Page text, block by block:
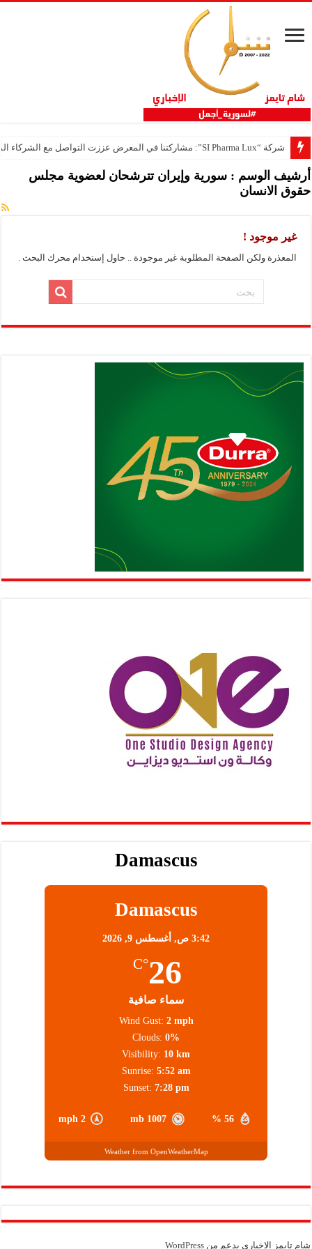
شركة “SI Pharma Lux”: مشاركتنا في المعرض عززت التواصل مع الشركاء المحليين والدوليين
أرشيف الوسم :سورية وإيران تترشحان لعضوية مجلس
حقوق الانسان
غير موجود !
المعذرة ولكن الصفحة المطلوبة غير موجودة .. حاول إستخدام محرك البحث .
Damascus
Damascus
3:42 ص, أغسطس 9, 2026
26
°C
سماء صافية
56 %
1007 mb
2 mph
Wind Gust: 2 mph
Clouds: 0%
Visibility: 10 km
Sunrise: 5:52 am
Sunset: 7:28 pm
Weather from OpenWeatherMap
شام تايمز الإخباري بدعم منWordPress